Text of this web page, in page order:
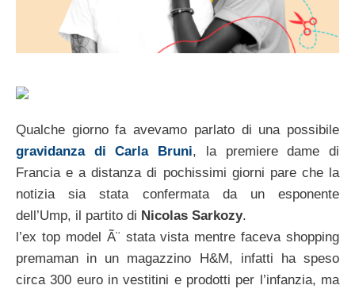
Qualche giorno fa avevamo parlato di una possibile
gravidanza di Carla Bruni, la premiere dame di
Francia e a distanza di pochissimi giorni pare che la
notizia sia stata confermata da un esponente
dell’Ump, il partito di Nicolas Sarkozy.
l’ex top model Ã¨ stata vista mentre faceva shopping
premaman in un magazzino H&M, infatti ha speso
circa 300 euro in vestitini e prodotti per l’infanzia, ma